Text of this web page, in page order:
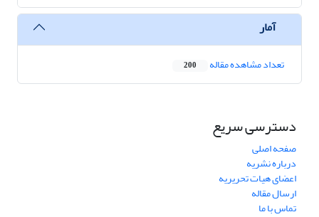
آمار
تعداد مشاهده مقاله 200
دسترسی سریع
صفحه اصلی
درباره نشریه
اعضای هیات تحریریه
ارسال مقاله
تماس با ما